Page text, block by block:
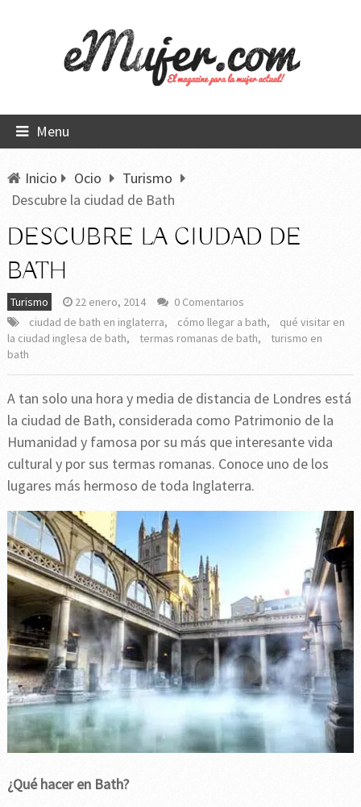
Menu
Inicio Ocio
Turismo
Descubre la ciudad de Bath
DESCUBRE LA CIUDAD DE
BATH
Turismo 22 enero, 2014
0 Comentarios
ciudad de bath en inglaterra, cómo llegar a bath,
qué visitar en
la ciudad inglesa de bath, termas romanas de bath,
turismo en
bath
A tan solo una hora y media de distancia de Londres está
la ciudad de Bath, considerada como Patrimonio de la
Humanidad y famosa por su más que interesante vida
cultural y por sus termas romanas. Conoce uno de los
lugares más hermoso de toda Inglaterra.
¿Qué hacer en Bath?